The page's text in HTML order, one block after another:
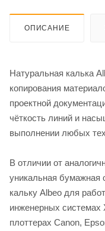
ОПИСАНИЕ
Натуральная калька
копирования
проектной
чёткость линий и
выполнении любых
В отличии от
уникальная бумажная
кальку Albeo для
инженерных системах
плоттерах Canon,